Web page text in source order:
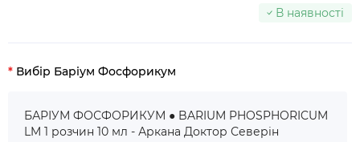
В наявності
Вибір Баріум Фосфорикум
БАРІУМ ФОСФОРИКУМ ● BARIUM PHOSPHORICUM
LM 1 розчин 10 мл - Аркана Доктор Северін